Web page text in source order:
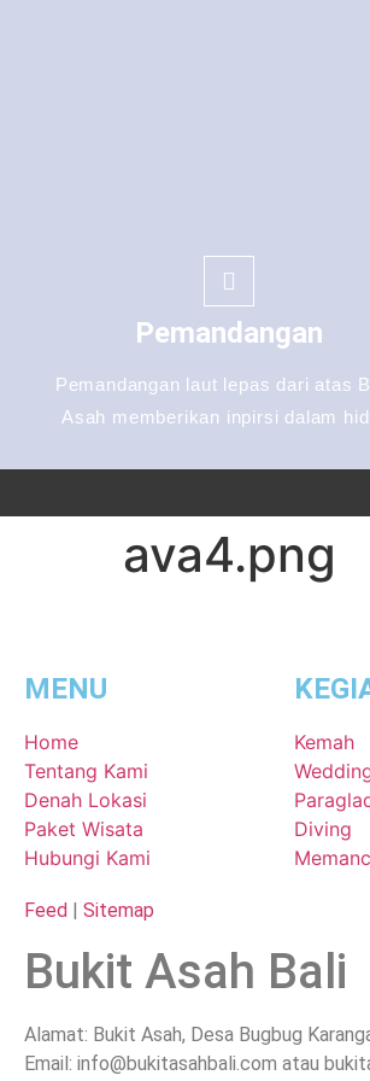
Pemandangan
Pemandangan laut lepas dari atas
Asah memberikan inpirsi dalam
ava4.png
MENU
Home
Tentang Kami
Denah Lokasi
Paket Wisata
Hubungi Kami
Kemah
Diving
Feed Sitemap
Bukit Asah Bali
Alamat: Bukit Asah, Desa Bugbug
Email: info@bukitasahbali.com atau